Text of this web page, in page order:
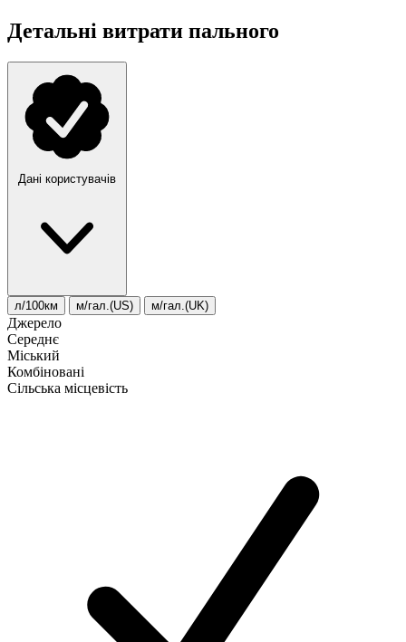
Детальні витрати пального
Дані користувачів
л/100км м/гал.(US) м/гал.(UK)
Джерело
Середнє
Міський
Комбіновані
Сільська місцевість